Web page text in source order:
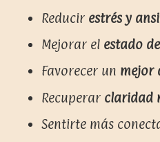
Reducir estrés y
Mejorar el estado
Favorecer un mejor
Recuperar claridad
Sentirte más